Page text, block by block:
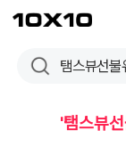
텐
바
'탬스뷰